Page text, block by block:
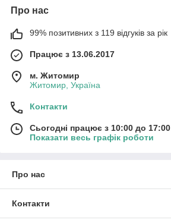
Про нас
99% позитивних з 119 відгуків за рік
Працює з 13.06.2017
м. Житомир
Житомир, Україна
Контакти
Сьогодні працює з 10:00 до 17:00
Показати весь графік роботи
Про нас
Контакти